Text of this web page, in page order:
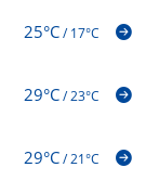
25°C/17°C
29°C/23°C
29°C/21°C